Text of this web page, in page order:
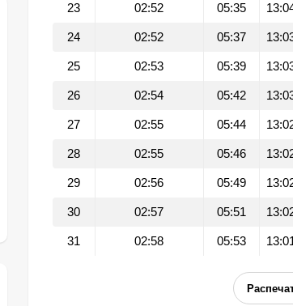
23 02:52 05:35
24 02:52 05:37
25 02:53 05:39
26 02:54 05:42
27 02:55 05:44
28 02:55 05:46
29 02:56 05:49
30 02:57 05:51
31 02:58 05:53